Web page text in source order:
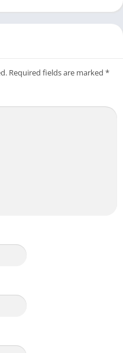
Required fields are marked *